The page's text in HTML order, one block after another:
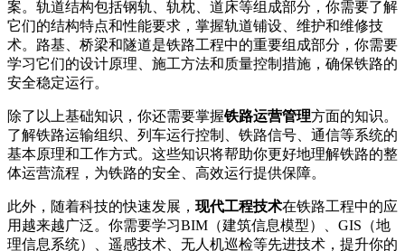
案。轨道结构包括钢轨、轨枕、道床等组成部分，你需要了解
它们的结构特点和性能要求，掌握轨道铺设、维护和维修技
术。路基、桥梁和隧道是铁路工程中的重要组成部分，你需要
学习它们的设计原理、施工方法和质量控制措施，确保铁路的
安全稳定运行。
除了以上基础知识，你还需要掌握铁路运营管理方面的知识。
了解铁路运输组织、列车运行控制、铁路信号、通信等系统的
基本原理和工作方式。这些知识将帮助你更好地理解铁路的整
体运营流程，为铁路的安全、高效运行提供保障。
此外，随着科技的快速发展， 现代工程技术在铁路工程中的应
用越来越广泛。你需要学习BIM（建筑信息模型）、GIS（地
理信息系统）、遥感技术、无人机巡检等先进技术，提升你的